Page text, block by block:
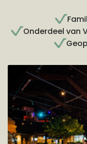
Onderdeel van